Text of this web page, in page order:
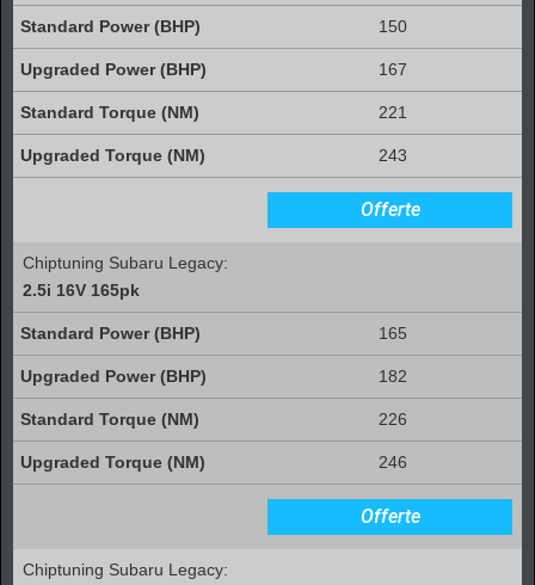
150
167
221
243
Offerte
Chiptuning Subaru Legacy:
2.5i 16V 165pk
165
182
226
246
Offerte
Chiptuning Subaru Legacy: